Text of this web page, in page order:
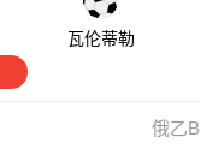
瓦伦蒂勒
俄乙B